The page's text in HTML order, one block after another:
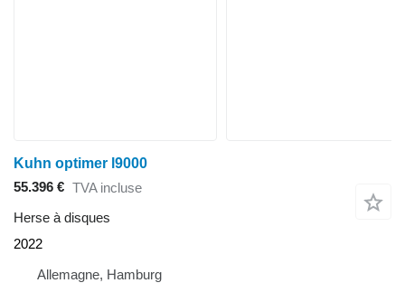
Kuhn optimer l9000
55.396 € TVA incluse
Herse à disques
2022
Allemagne, Hamburg